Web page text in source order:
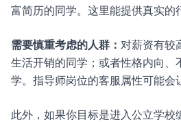
富简历的同学。这里能提供真实的
需要慎重考虑的人群： 对薪资有较
生活开销的同学；或者性格内向、
学。指导师岗位的客服属性可能会
此外，如果你目标是进入公立学校